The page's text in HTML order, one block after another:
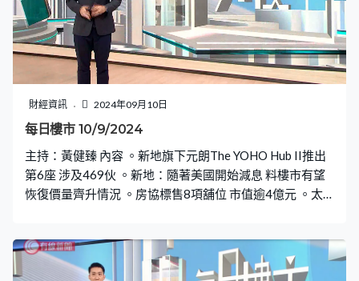
財經資訊 2024年09月10日
每日樓市 10/9/2024
主持：黃健臻 內容 。新地旗下元朗The YOHO Hub II推出
第6座 涉及469伙 。新地：隨著美國開始減息 料樓市有望
恢復價量齊升情況 。房協標售8項舖位 市值逾4億元 。太